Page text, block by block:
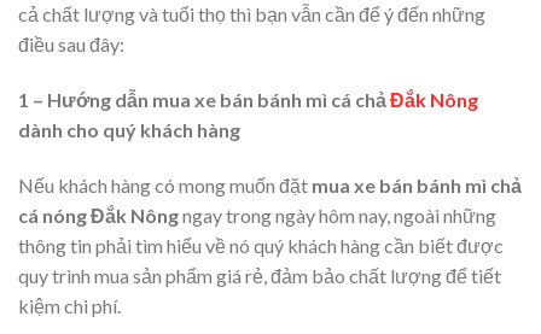
cả chất lượng và tuổi thọ thì bạn vẫn cần để ý đến những
điều sau đây:
1 – Hướng dẫn mua xe bán bánh mì cá chảĐắk Nông
dành cho quý khách hàng
Nếu khách hàng có mong muốn đặt mua xe bán bánh mì chả
cá nóng Đắk Nôngngay trong ngày hôm nay, ngoài những
thông tin phải tìm hiểu về nó quý khách hàng cần biết được
quy trình mua sản phẩm giá rẻ, đảm bảo chất lượng để tiết
kiệm chi phí.